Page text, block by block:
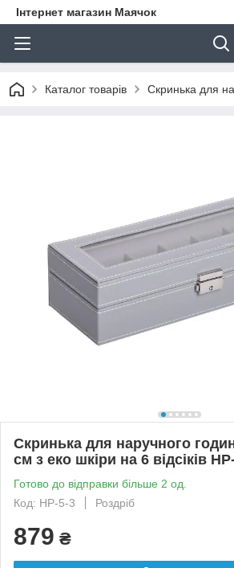
Інтернет магазин Маячок
Каталог товарів Скринька для
Скринька для наручного
см з еко шкіри на 6 відсіків
Готово до відправки більше 2 од.
Код: HP-5-3
Роздріб
879 ₴